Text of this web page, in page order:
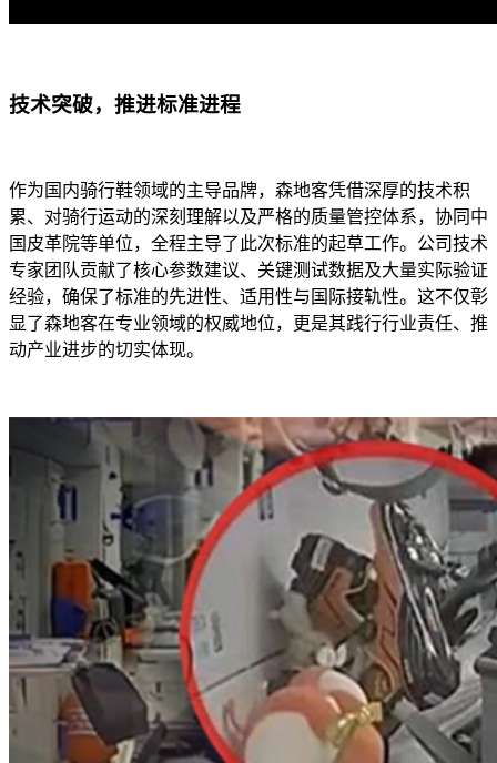
技术突破，推进标准进程
作为国内骑行鞋领域的主导品牌，森地客凭借深厚的技术积
累、对骑行运动的深刻理解以及严格的质量管控体系，协同中
国皮革院等单位，全程主导了此次标准的起草工作。公司技术
专家团队贡献了核心参数建议、关键测试数据及大量实际验证
经验，确保了标准的先进性、适用性与国际接轨性。这不仅彰
显了森地客在专业领域的权威地位，更是其践行行业责任、推
动产业进步的切实体现。